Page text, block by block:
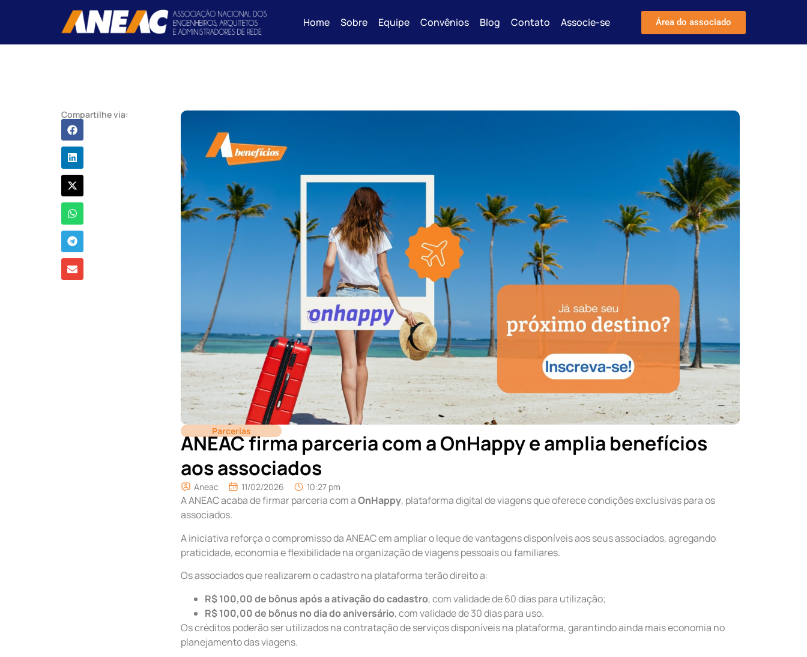
Home Sobre Equipe Convênios Blog Contato Associe-se Área do associado
Compartilhe via:
Parcerias
ANEAC firma parceria com a OnHappy e amplia benefícios
aos associados
Aneac 11/02/2026 10:27 pm
A ANEAC acaba de firmar parceria com aOnHappy, plataforma digital de viagens que oferece condições exclusivas para os
associados.
A iniciativa reforça o compromisso da ANEAC em ampliar o leque de vantagens disponíveis aos seus associados, agregando
praticidade, economia e flexibilidade na organização de viagens pessoais ou familiares.
Os associados que realizarem o cadastro na plataforma terão direito a:
R$ 100,00 de bônus após a ativação do cadastro, com validade de 60 dias para utilização;
R$ 100,00 de bônus no dia do aniversário, com validade de 30 dias para uso.
Os créditos poderão ser utilizados na contratação de serviços disponíveis na plataforma, garantindo ainda mais economia no
planejamento das viagens.